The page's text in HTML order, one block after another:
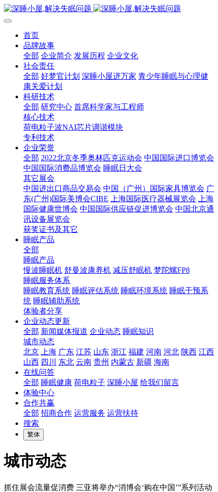
首页
品牌故事
全部 企业简介 发展历程 企业文化
社会责任
全部 好梦官计划 深睡小屋进万家 青少年睡眠与心理健
康关爱计划
科研技术
全部 研究中心 首席科学家与工程师
核心技术
荷电粒子波NAI芯片调谐模块
专利技术
企业荣誉
全部 2022北京冬季奥林匹克运动会 中国国际进口博览会
中国国际消费品博览会 睡眠日大会
其它展会
中国进出口商品交易会 中国（广州）国际家具博览会 广
东(广州)国际美博会CIBE
上海国际医疗器械展览会
上海
国际健康世博会 中国国际供应链促进博览会 中国北京通
讯设备展览会
获奖证书及其它
睡眠产品
全部
睡眠产品
慢波睡眠机 舒曼波康养机 减压舒眠机 梦陀螺FP8
睡眠服务体系
睡眠教育系统 睡眠评估系统 睡眠环境系统 睡眠干预系
统 睡眠辅助系统
体验者分享
企业动态更新
全部 新闻媒体报道 企业动态 睡眠知识
城市动态
北京
上海 广东 江苏 山东 浙江 福建 河南 河北 陕西 江西
山西 四川 东北 云南 贵州 内蒙古 新疆 海南
在线问答
全部 睡眠健康 荷电粒子 深睡小屋 给我们留言
体验中心
合作共赢
全部 招商合作 运营服务 运营扶持
搜索
繁体
城市动态
抓住展会流量促消费 三亚将举办“消博会‘购在中国’”系列活动